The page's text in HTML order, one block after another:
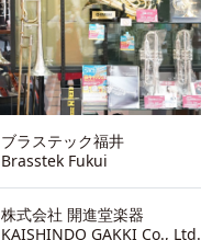
ブラステック福井
Brasstek Fukui
株式会社 開進堂楽器
KAISHINDO GAKKI Co., Ltd.